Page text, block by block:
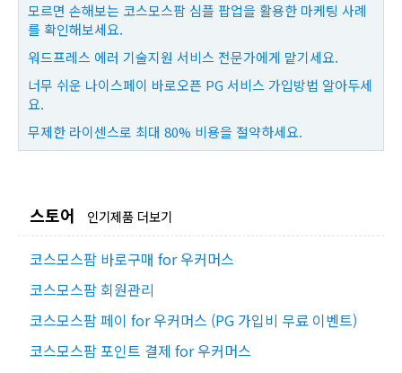
모르면 손해보는 코스모스팜 심플 팝업을 활용한 마케팅 사례
를 확인해보세요.
워드프레스 에러 기술지원 서비스 전문가에게 맡기세요.
너무 쉬운 나이스페이 바로오픈 PG 서비스 가입방법 알아두세
요.
무제한 라이센스로 최대 80% 비용을 절약하세요.
스토어 인기제품 더보기
코스모스팜 바로구매 for 우커머스
코스모스팜 회원관리
코스모스팜 페이 for 우커머스 (PG 가입비 무료 이벤트)
코스모스팜 포인트 결제 for 우커머스